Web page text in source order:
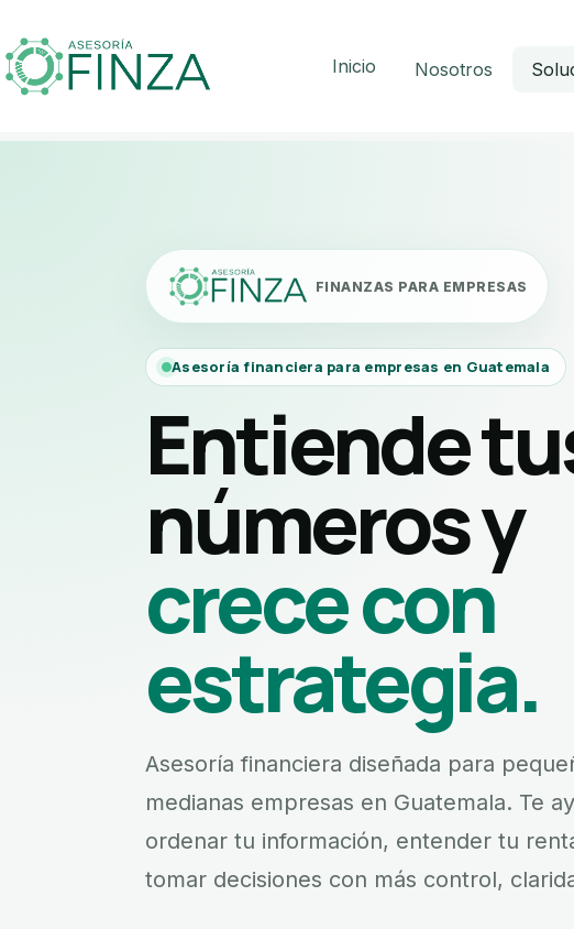
Inicio Nosotros
FINANZAS PARA EMPRESAS
Asesoría financiera para empresas en Guatemala
Entiende
números y
crece con
estrategia.
Asesoría financiera diseñada para
medianas empresas en Guatemala. Te
ordenar tu información, entender tu
tomar decisiones con más control,